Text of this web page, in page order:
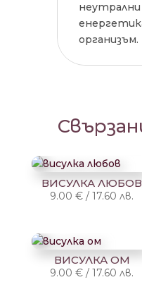
организъм.
ВИСУЛКА ЛЮБОВ
9.00€ /17.60лв.
ВИСУЛКА ОМ
9.00€ /17.60лв.